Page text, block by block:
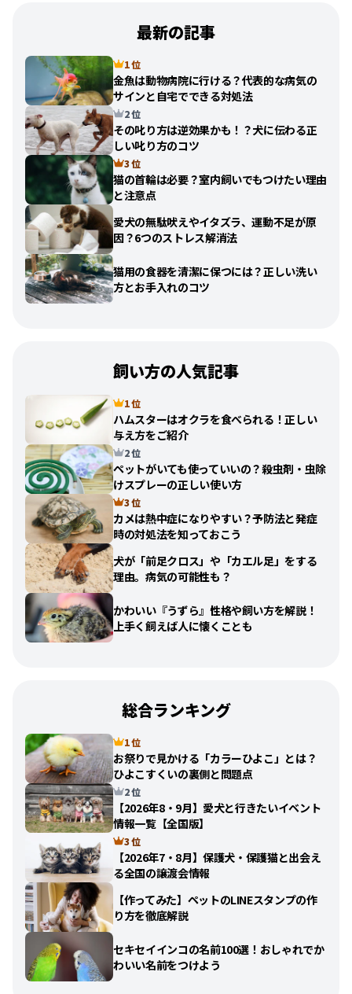
最新の記事
1 位
金魚は動物病院に行ける？代表的な病気の
サインと自宅でできる対処法
2 位
その叱り方は逆効果かも！？犬に伝わる正
しい叱り方のコツ
3 位
猫の首輪は必要？室内飼いでもつけたい理由
と注意点
愛犬の無駄吠えやイタズラ、運動不足が原
因？6つのストレス解消法
猫用の食器を清潔に保つには？正しい洗い
方とお手入れのコツ
飼い方の人気記事
1 位
ハムスターはオクラを食べられる！正しい
与え方をご紹介
2 位
ペットがいても使っていいの？殺虫剤・虫除
けスプレーの正しい使い方
3 位
カメは熱中症になりやすい？予防法と発症
時の対処法を知っておこう
犬が「前足クロス」や「カエル足」をする
理由。病気の可能性も？
かわいい『うずら』性格や飼い方を解説！
上手く飼えば人に懐くことも
総合ランキング
1 位
お祭りで見かける「カラーひよこ」とは？
ひよこすくいの裏側と問題点
2 位
【2026年8・9月】愛犬と行きたいイベント
情報一覧【全国版】
3 位
【2026年7・8月】保護犬・保護猫と出会え
る全国の譲渡会情報
【作ってみた】ペットのLINEスタンプの作
り方を徹底解説
セキセイインコの名前100選！おしゃれでか
わいい名前をつけよう